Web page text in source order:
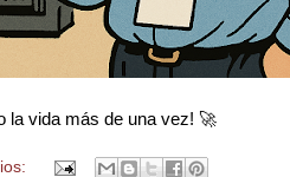
la vida más de una vez! 🚀